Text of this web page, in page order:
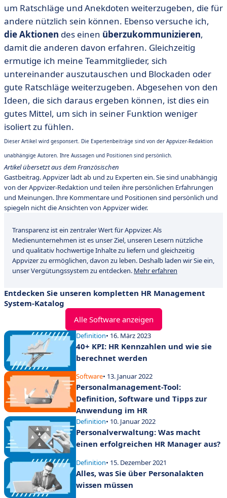
um Ratschläge und Anekdoten weiterzugeben, die für
andere nützlich sein können. Ebenso versuche ich,
die Aktionen des einen überzukommunizieren,
damit die anderen davon erfahren. Gleichzeitig
ermutige ich meine Teammitglieder, sich
untereinander auszutauschen und Blockaden oder
gute Ratschläge weiterzugeben. Abgesehen von den
Ideen, die sich daraus ergeben können, ist dies ein
gutes Mittel, um sich in seiner Funktion weniger
isoliert zu fühlen.
Dieser Artikel wird gesponsert. Die Expertenbeiträge sind von der Appvizer-Redaktion
unabhängige Autoren. Ihre Aussagen und Positionen sind persönlich.
Artikel übersetzt aus dem Französischen
Gastbeitrag. Appvizer lädt ab und zu Experten ein. Sie sind unabhängig
von der Appvizer-Redaktion und teilen ihre persönlichen Erfahrungen
und Meinungen. Ihre Kommentare und Positionen sind persönlich und
spiegeln nicht die Ansichten von Appvizer wider.
Transparenz ist ein zentraler Wert für Appvizer. Als
Medienunternehmen ist es unser Ziel, unseren Lesern nützliche
und qualitativ hochwertige Inhalte zu liefern und gleichzeitig
Appvizer zu ermöglichen, davon zu leben. Deshalb laden wir Sie ein,
unser Vergütungssystem zu entdecken. Mehr erfahren
Entdecken Sie unseren kompletten HR Management
System-Katalog
Alle Software anzeigen
Definition• 16. März 2023
40+ KPI: HR Kennzahlen und wie sie
berechnet werden
Software• 13. Januar 2022
Personalmanagement-Tool:
Definition, Software und Tipps zur
Anwendung im HR
Definition• 10. Januar 2022
Personalverwaltung: Was macht
einen erfolgreichen HR Manager aus?
Definition• 15. Dezember 2021
Alles, was Sie über Personalakten
wissen müssen